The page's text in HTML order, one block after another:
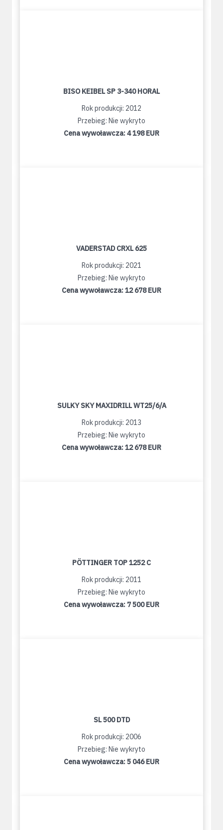
BISO KEIBEL SP 3-340 HORAL
Rok produkcji: 2012
Przebieg: Nie wykryto
Cena wywoławcza:4 198 EUR
VADERSTAD CRXL 625
Rok produkcji: 2021
Przebieg: Nie wykryto
Cena wywoławcza:12 678 EUR
SULKY SKY MAXIDRILL WT25/6/A
Rok produkcji: 2013
Przebieg: Nie wykryto
Cena wywoławcza:12 678 EUR
PÖTTINGER TOP 1252 C
Rok produkcji: 2011
Przebieg: Nie wykryto
Cena wywoławcza: 7 500 EUR
SL 500 DTD
Rok produkcji: 2006
Przebieg: Nie wykryto
Cena wywoławcza:5 046 EUR